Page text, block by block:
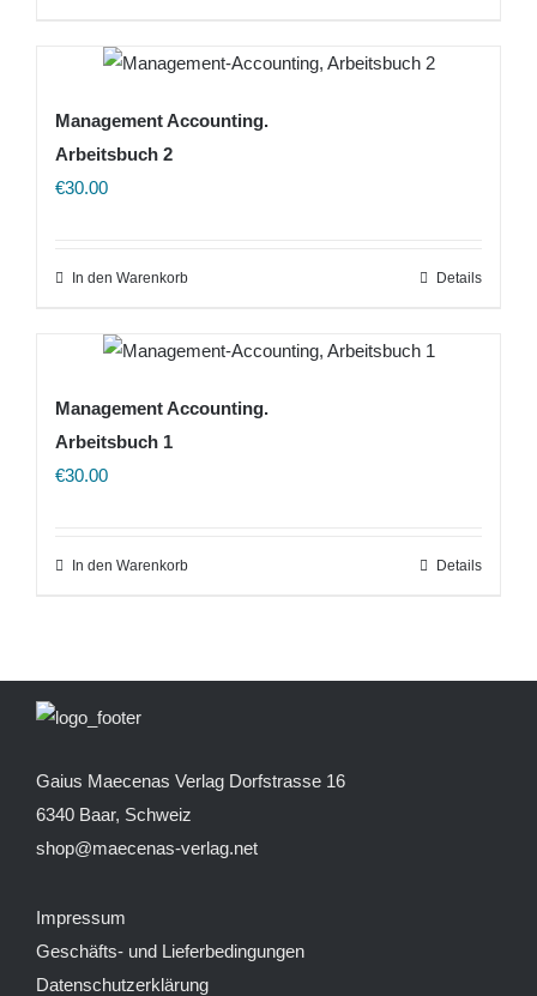
Management Accounting.
Arbeitsbuch 2
€30.00
In den Warenkorb Details
Management Accounting.
Arbeitsbuch 1
€30.00
In den Warenkorb Details
Gaius Maecenas Verlag Dorfstrasse 16
6340 Baar, Schweiz
shop@maecenas-verlag.net
Impressum
Geschäfts- und Lieferbedingungen
Datenschutzerklärung